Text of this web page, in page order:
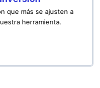
que más se ajusten a
herramienta.